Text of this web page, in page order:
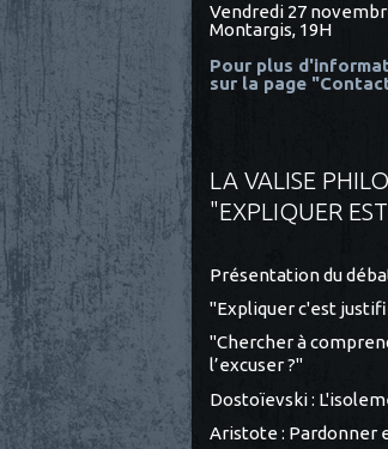
Vendredi 27
Montargis, 19H
Pour plus
sur la page
LA VALISE
"EXPLIQUER
Présentation du
"Expliquer c'est
"Chercher à
l’excuser ?"
Dostoïevski :
Aristote : Pardonner